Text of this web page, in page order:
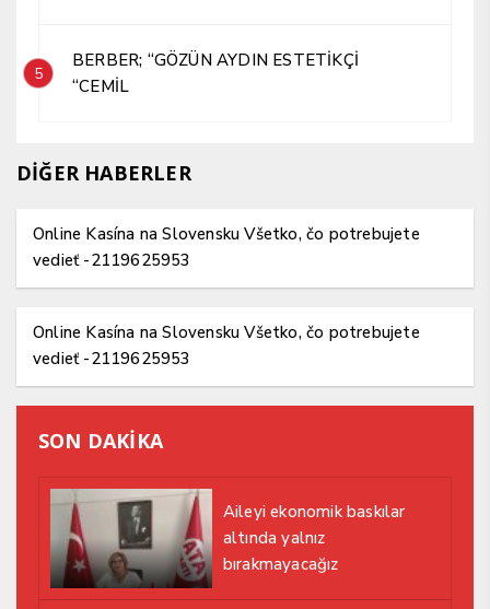
5
BERBER; “GÖZÜN AYDIN ESTETİKÇİ
“CEMİL
DİĞER HABERLER
Online Kasína na Slovensku Všetko, čo potrebujete
vedieť -2119625953
Online Kasína na Slovensku Všetko, čo potrebujete
vedieť -2119625953
SON DAKİKA
Aileyi ekonomik baskılar
altında yalnız
bırakmayacağız